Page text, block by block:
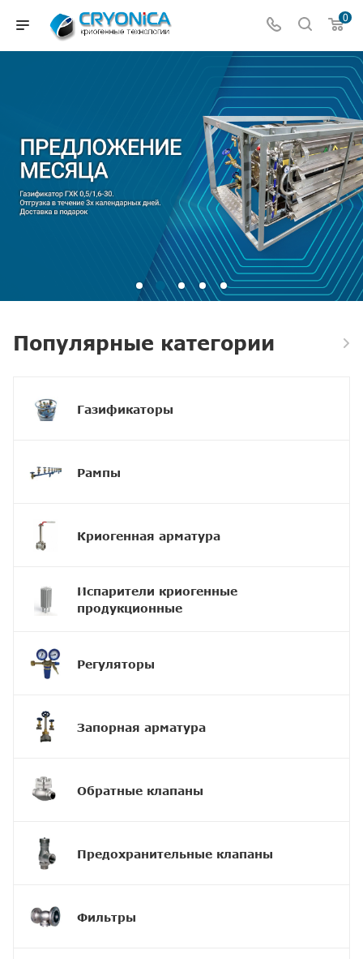
0
Популярные категории
Газификаторы
Рампы
Криогенная арматура
Испарители криогенные
продукционные
Регуляторы
Запорная арматура
Обратные клапаны
Предохранительные клапаны
Фильтры